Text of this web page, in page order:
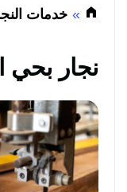
خدمات
نجار بحي